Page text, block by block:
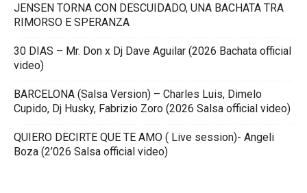
JENSEN TORNA CON DESCUIDADO, UNA BACHATA TRA
RIMORSO E SPERANZA
30 DIAS – Mr. Don x Dj Dave Aguilar (2026 Bachata official
video)
BARCELONA (Salsa Version) – Charles Luis, Dimelo
Cupido, Dj Husky, Fabrizio Zoro (2026 Salsa official video)
QUIERO DECIRTE QUE TE AMO ( Live session)- Angeli
Boza (2’026 Salsa official video)